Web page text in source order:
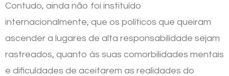
Contudo, ainda não foi instituído
internacionalmente, que os políticos que queiram
ascender a lugares de alta responsabilidade sejam
rastreados, quanto às suas comorbilidades mentais
e dificuldades de aceitarem as realidades do